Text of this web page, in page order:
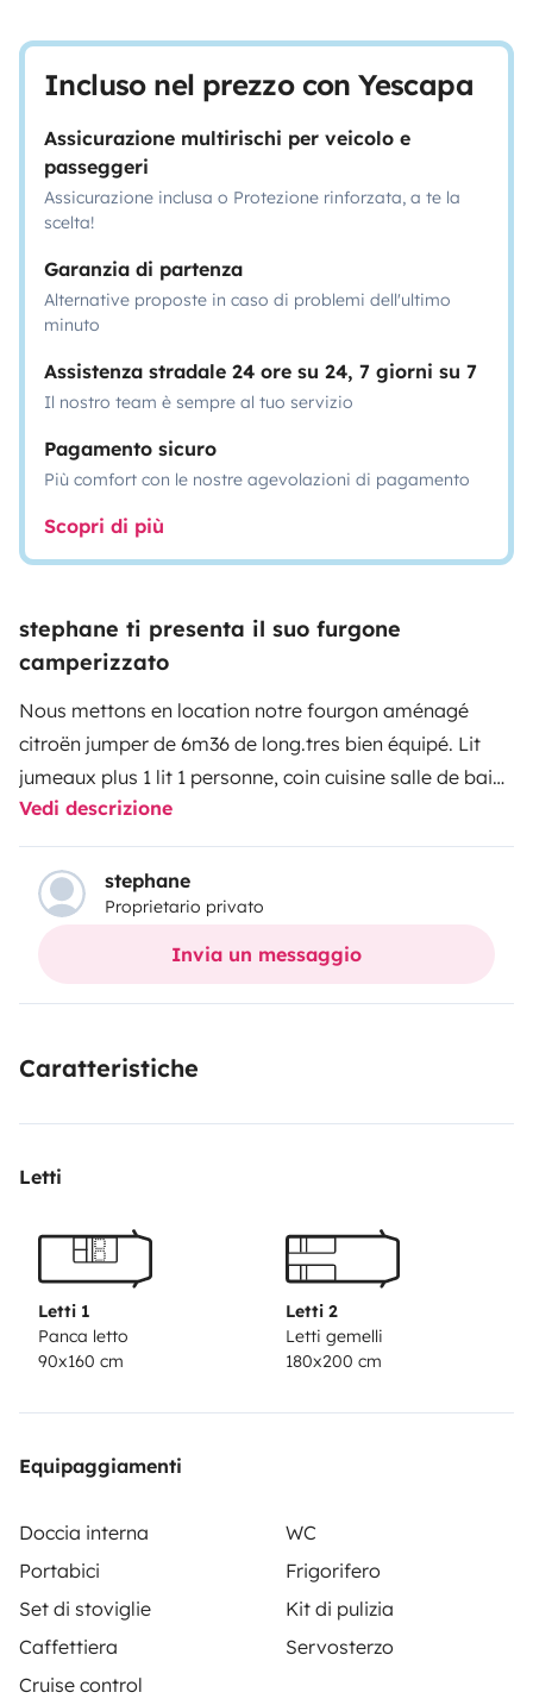
Incluso nel prezzo con Yescapa
Assicurazione multirischi per veicolo e
passeggeri
Assicurazione inclusa o Protezione rinforzata, a te la
scelta!
Garanzia di partenza
Alternative proposte in caso di problemi dell'ultimo
minuto
Assistenza stradale 24 ore su 24, 7 giorni su 7
Il nostro team è sempre al tuo servizio
Pagamento sicuro
Più comfort con le nostre agevolazioni di pagamento
Scopri di più
stephane ti presenta il suo furgone
camperizzato
Nous mettons en location notre fourgon aménagé
citroën jumper de 6m36 de long.tres bien équipé. Lit
jumeaux plus 1 lit 1 personne, coin cuisine salle de bain
avec eau chaude WC. Vaisselle cafetière électrique
etc.le fourgon est équipé d un store banne de plus de
5m de long +table et chaises pour profiter du soleil.
Nous mettons a disposition une tôle de tente 2 places.
Porte vélo 2 vélos.pour plus de renseignements vous
Vedi descrizione
stephane
Proprietario privato
Invia un messaggio
Caratteristiche
Letti
Letti 1
Panca letto
90x160 cm
Letti 2
Letti gemelli
180x200 cm
Equipaggiamenti
Doccia interna
WC
Portabici
Frigorifero
Set di stoviglie
Kit di pulizia
Caffettiera
Servosterzo
Cruise control